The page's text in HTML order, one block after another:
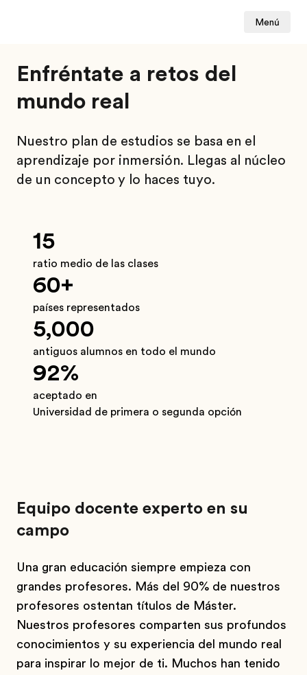
Menú
Enfréntate a retos del
mundo real
Nuestro plan de estudios se basa en el
aprendizaje por inmersión. Llegas al núcleo
de un concepto y lo haces tuyo.
15
ratio medio de las clases
60+
países representados
5,000
antiguos alumnos en todo el mundo
92%
aceptado en
Universidad de primera o segunda opción
Equipo docente experto en su
campo
Una gran educación siempre empieza con
grandes profesores. Más del 90% de nuestros
profesores ostentan títulos de Máster.
Nuestros profesores comparten sus profundos
conocimientos y su experiencia del mundo real
para inspirar lo mejor de ti. Muchos han tenido